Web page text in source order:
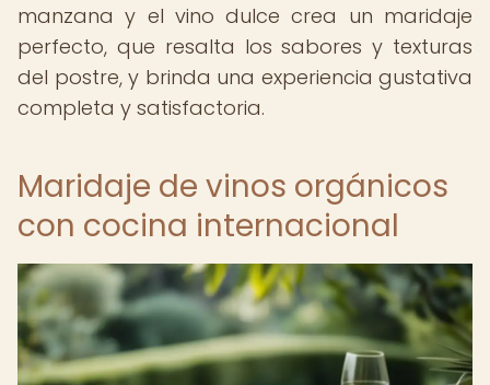
manzana y el vino dulce crea un maridaje
perfecto, que resalta los sabores y texturas
del postre, y brinda una experiencia gustativa
completa y satisfactoria.
Maridaje de vinos orgánicos
con cocina internacional